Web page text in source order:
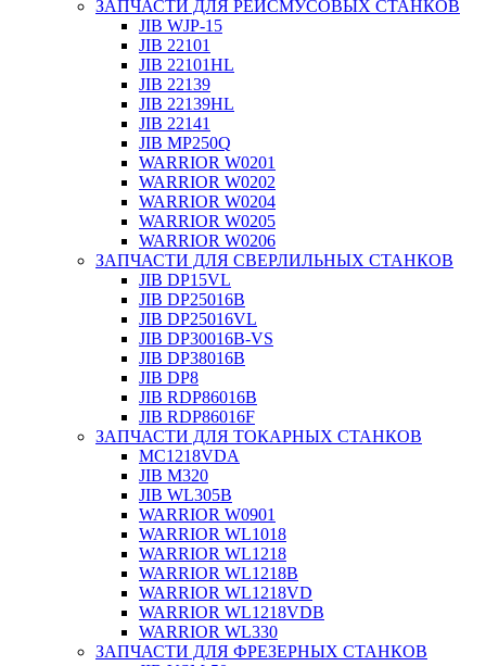
ЗАПЧАСТИ ДЛЯ РЕЙСМУСОВЫХ СТАНКОВ
JIB WJP-15
JIB 22101
JIB 22101HL
JIB 22139
JIB 22139HL
JIB 22141
JIB MP250Q
WARRIOR W0201
WARRIOR W0202
WARRIOR W0204
WARRIOR W0205
WARRIOR W0206
ЗАПЧАСТИ ДЛЯ СВЕРЛИЛЬНЫХ СТАНКОВ
JIB DP15VL
JIB DP25016B
JIB DP25016VL
JIB DP30016B-VS
JIB DP38016B
JIB DP8
JIB RDP86016B
JIB RDP86016F
ЗАПЧАСТИ ДЛЯ ТОКАРНЫХ СТАНКОВ
MC1218VDA
JIB M320
JIB WL305B
WARRIOR W0901
WARRIOR WL1018
WARRIOR WL1218
WARRIOR WL1218B
WARRIOR WL1218VD
WARRIOR WL1218VDB
WARRIOR WL330
ЗАПЧАСТИ ДЛЯ ФРЕЗЕРНЫХ СТАНКОВ